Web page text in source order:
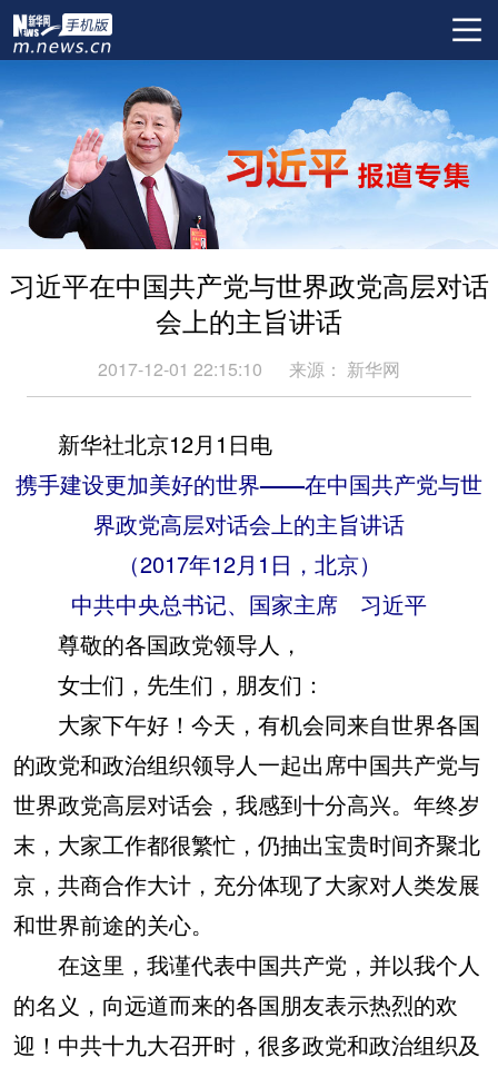
习近平在中国共产党与世界政党高层对话
会上的主旨讲话
2017-12-01 22:15:10 来源： 新华网
新华社北京12月1日电
携手建设更加美好的世界——在中国共产党与世
界政党高层对话会上的主旨讲话
（2017年12月1日，北京）
中共中央总书记、国家主席 习近平
尊敬的各国政党领导人，
女士们，先生们，朋友们：
大家下午好！今天，有机会同来自世界各国
的政党和政治组织领导人一起出席中国共产党与
世界政党高层对话会，我感到十分高兴。年终岁
末，大家工作都很繁忙，仍抽出宝贵时间齐聚北
京，共商合作大计，充分体现了大家对人类发展
和世界前途的关心。
在这里，我谨代表中国共产党，并以我个人
的名义，向远道而来的各国朋友表示热烈的欢
迎！中共十九大召开时，很多政党和政治组织及